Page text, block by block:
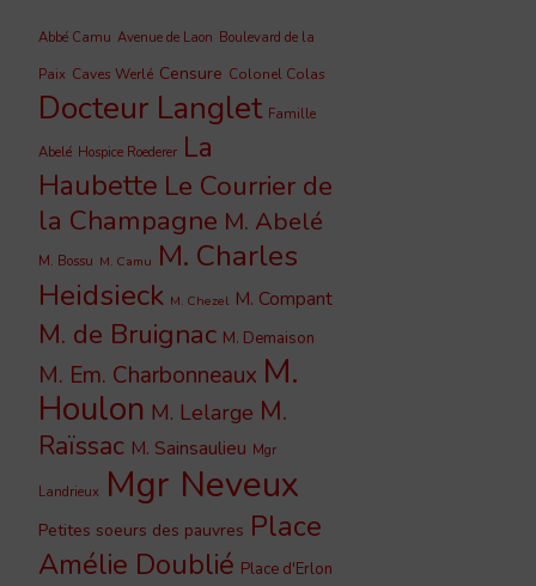
Abbé Camu Avenue de Laon Boulevard de la
Paix Caves Werlé Censure Colonel Colas
Docteur Langlet Famille
Abelé Hospice Roederer La
Haubette Le Courrier de
la Champagne M. Abelé
M. Bossu M. Camu M. Charles
Heidsieck M. Chezel M. Compant
M. de Bruignac M. Demaison
M. Em. Charbonneaux M.
Houlon M. Lelarge M.
Raïssac M. Sainsaulieu Mgr
Landrieux Mgr Neveux
Petites soeurs des pauvres Place
Amélie Doublié Place d'Erlon